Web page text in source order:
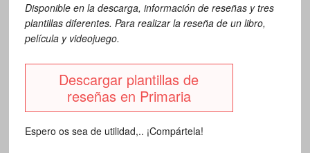
Disponible en la descarga, información de reseñas y tres
plantillas diferentes. Para realizar la reseña de un libro,
película y videojuego.
Descargar plantillas de
reseñas en Primaria
Espero os sea de utilidad,.. ¡Compártela!